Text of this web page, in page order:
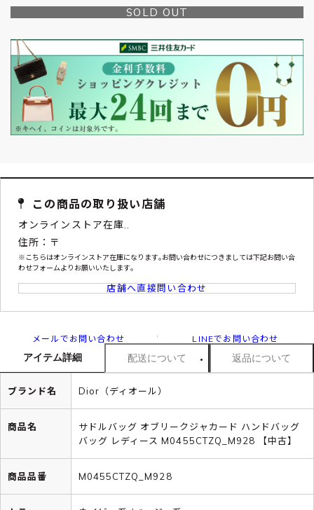
SOLD OUT
この商品の取り扱い店舗
オンラインストア在庫..
住所：〒
※こちらはオンラインストア在庫になります｡お問い合わせにつきましては下記お問い合
わせフォームよりお願いいたします｡
店舗へ直接問い合わせ
メールでお問い合わせ LINEでお問い合わせ
アイテム詳細 配送について 返品について
ブランド名 Dior（ディオール）
商品名
サドルバッグ オブリークジャカード ハンドバッグ
バッグ レディース M0455CTZQ_M928 【中古】
商品品番 M0455CTZQ_M928